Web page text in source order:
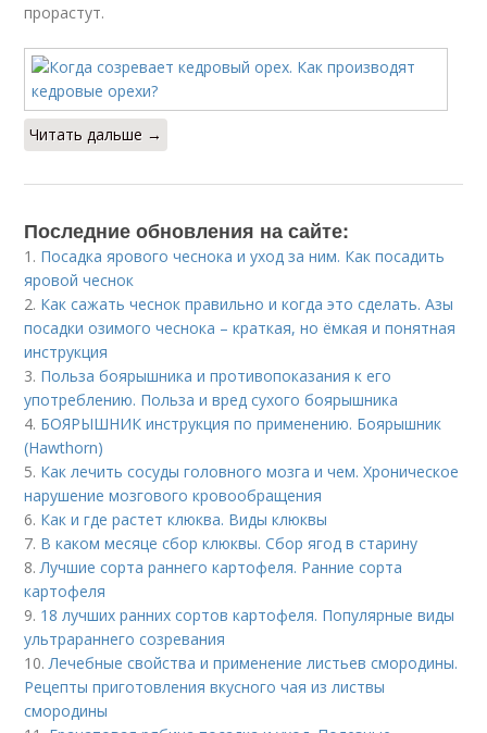
прорастут.
Читать дальше →
Последние обновления на сайте:
1. Посадка ярового чеснока и уход за ним. Как посадить
яровой чеснок
2. Как сажать чеснок правильно и когда это сделать. Азы
посадки озимого чеснока – краткая, но ёмкая и понятная
инструкция
3. Польза боярышника и противопоказания к его
употреблению. Польза и вред сухого боярышника
4. БОЯРЫШНИК инструкция по применению. Боярышник
(Hawthorn)
5. Как лечить сосуды головного мозга и чем. Хроническое
нарушение мозгового кровообращения
6. Как и где растет клюква. Виды клюквы
7. В каком месяце сбор клюквы. Сбор ягод в старину
8.Лучшие сорта раннего картофеля. Ранние сорта
картофеля
9. 18 лучших ранних сортов картофеля. Популярные виды
ультрараннего созревания
10.Лечебные свойства и применение листьев смородины.
Рецепты приготовления вкусного чая из листвы
смородины